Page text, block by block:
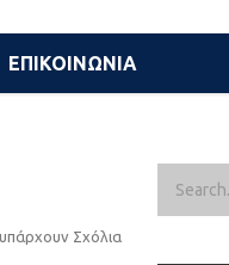
ΕΠΙΚΟΙΝΩΝΙΑ
Σχόλια